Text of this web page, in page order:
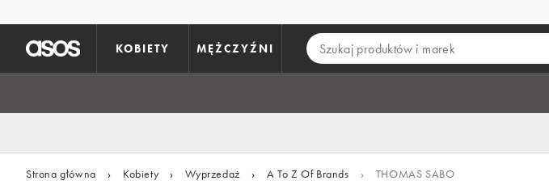
KOBIETY MĘŻCZYŹNI
Strona główna › Kobiety › Wyprzedaż › A To Z Of Brands › THOMAS SABO